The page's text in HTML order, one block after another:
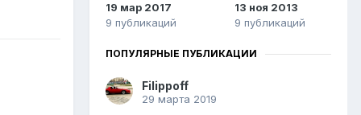
19 мар 2017
9 публикаций
13 ноя 2013
9 публикаций
ПОПУЛЯРНЫЕ ПУБЛИКАЦИИ
Filippoff
29 марта 2019